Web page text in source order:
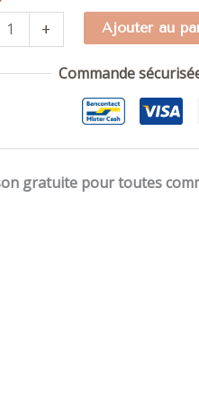
+ Ajouter au
Commande
gratuite pour toutes